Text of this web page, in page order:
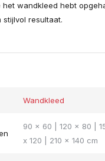
het wandkleed hebt
resultaat.
Wandkleed
90 x 60 | 120 x 80 |
x 120 | 210 x 140 cm